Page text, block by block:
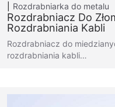
Rozdrabniarka do metalu
Rozdrabniacz Do
Rozdrabniania Kabli
Rozdrabniacz do
rozdrabniania kabli…